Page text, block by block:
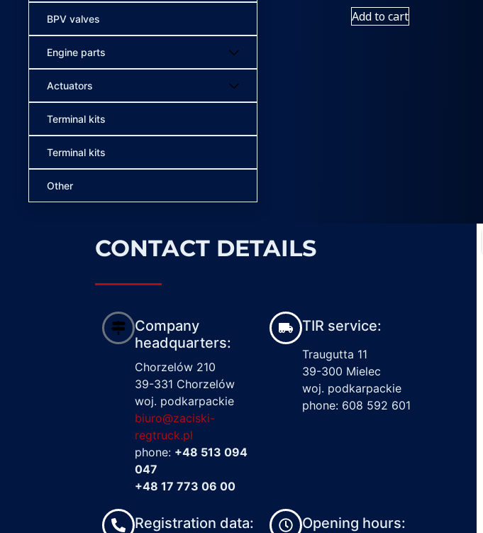
BPV valves
Engine parts
Actuators
Terminal kits
Terminal kits
Other
Add to cart
CONTACT DETAILS
Company
headquarters:
Chorzelów 210
39-331 Chorzelów
woj. podkarpackie
biuro@zaciski-
regtruck.pl
phone: +48 513 094
047
+48 17 773 06 00
TIR service:
Traugutta 11
39-300 Mielec
woj. podkarpackie
phone: 608 592 601
Registration data: Opening hours: